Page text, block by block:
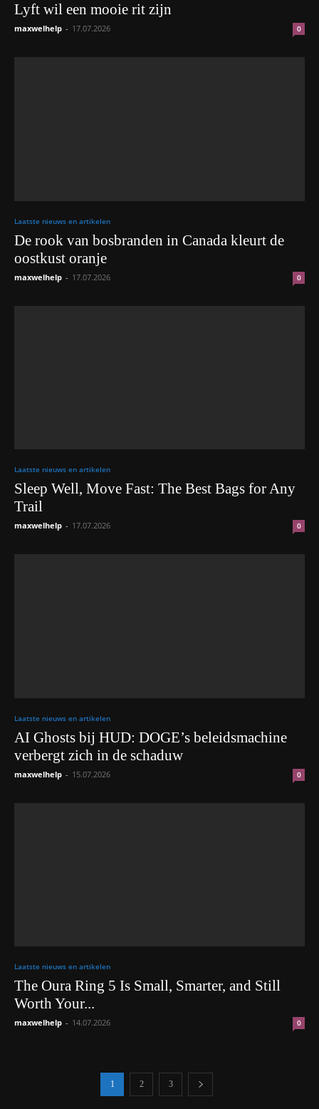
Lyft wil een mooie rit zijn
maxwelhelp - 17.07.2026 0
Laatste nieuws en artikelen
De rook van bosbranden in Canada kleurt de
oostkust oranje
maxwelhelp - 17.07.2026 0
Laatste nieuws en artikelen
Sleep Well, Move Fast: The Best Bags for Any
Trail
maxwelhelp - 17.07.2026 0
Laatste nieuws en artikelen
AI Ghosts bij HUD: DOGE’s beleidsmachine
verbergt zich in de schaduw
maxwelhelp - 15.07.2026 0
Laatste nieuws en artikelen
The Oura Ring 5 Is Small, Smarter, and Still
Worth Your...
maxwelhelp - 14.07.2026 0
1 2 3